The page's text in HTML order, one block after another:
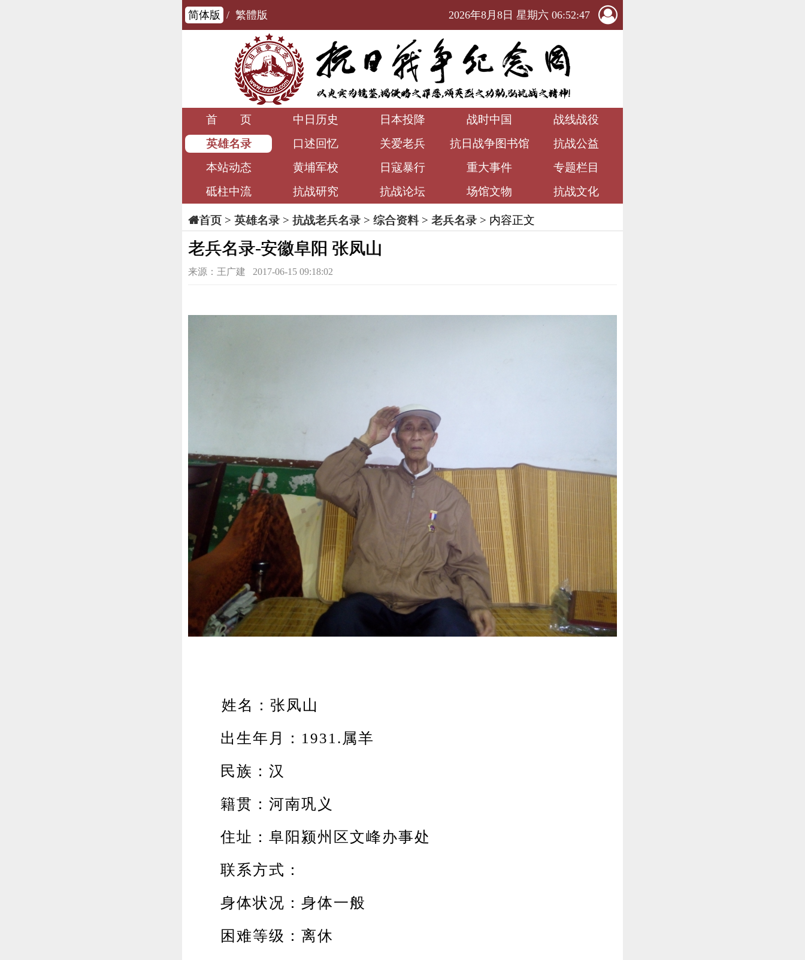
简体版 / 繁體版 2026年8月8日 星期六 06:52:49
首 页 中日历史 日本投降 战时中国
战线战役
英雄名录
口述回忆 关爱老兵 抗日战争图书馆
抗战公益
本站动态
黄埔军校 日寇暴行 重大事件
专题栏目
砥柱中流
抗战研究 抗战论坛 场馆文物 抗战文化
首页> 英雄名录> 抗战老兵名录> 综合资料> 老兵名录> 内容正文
老兵名录-安徽阜阳 张凤山
来源：王广建 2017-06-15 09:18:02
姓名：张凤山
出生年月：1931.属羊
民族：汉
籍贯：河南巩义
住址：阜阳颍州区文峰办事处
联系方式：
身体状况：身体一般
困难等级：离休